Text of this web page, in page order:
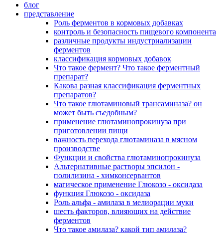
блог
представление
Роль ферментов в кормовых добавках
контроль и безопасность пищевого компонента
различные продукты индустриализации
ферментов
классификация кормовых добавок
Что такое фермент? Что такое ферментный
препарат?
Какова разная классификация ферментных
препаратов?
Что такое глютаминовый трансаминаза? он
может быть съедобным?
применение глютаминопрокинуза при
приготовлении пищи
важность перехода глютаминаза в мясном
производстве
Функции и свойства глютаминопрокинуза
Альтернативные растворы эпсилон -
полилизина - химконсервантов
магическое применение Глюкозо - оксидаза
функция Глюкозо - оксидаза
Роль альфа - амилаза в мелиорации муки
шесть факторов, влияющих на действие
ферментов
Что такое амилаза? какой тип амилаза?